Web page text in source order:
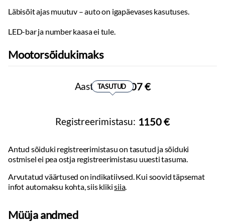
Elektrilised akende tõstukid:ees, taga
Peeglid päikesesirmides:valgustusega
Uste sisevalgustus
Kohtvalgustid
Kesklukustus:puldiga
Automaatse soojendusega esiklaasi pesurid
Aknapesuvedeliku taseme näidik
Tagaklaasi soojendus
Eraldi kliimaseade tagaistmetele
Läbisõit ajas muutuv – auto on igapäevases kasutuses.
LED-bar ja number kaasa ei tule.
Mootorsõidukimaks
Aastamaks: 307 €
Registreerimistasu: 1150 €
TASUTUD
Antud sõiduki registreerimistasu on tasutud ja sõiduki
ostmisel ei pea ostja registreerimistasu uuesti tasuma.
Arvutatud väärtused on indikatiivsed. Kui soovid täpsemat
infot automaksu kohta, siis klikisiia.
Müüja andmed